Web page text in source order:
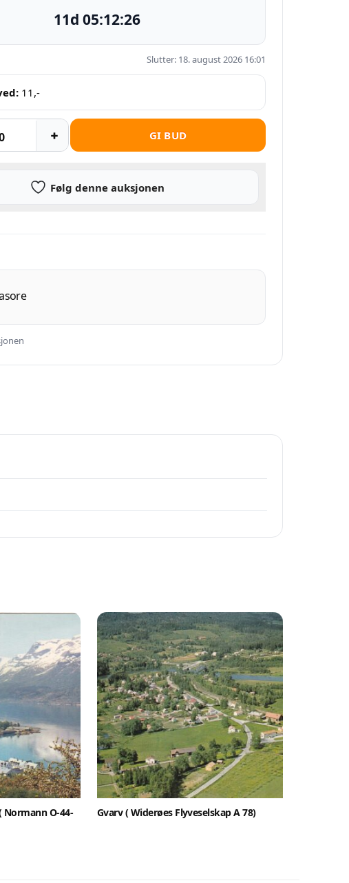
11d 05:12:25
Slutter: 18. august 2026 16:01
11 ,-
GI BUD
Følg denne auksjonen
Normann O-44-
Gvarv ( Widerøes Flyveselskap A 78)
Ingen gebyrer.